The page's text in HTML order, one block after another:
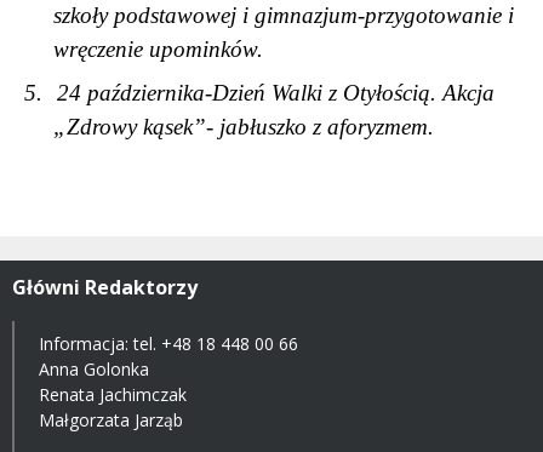
szkoły podstawowej i gimnazjum-przygotowanie i
wręczenie upominków.
5.
24 października-Dzień Walki z Otyłością. Akcja
„Zdrowy kąsek”- jabłuszko z aforyzmem.
Główni Redaktorzy
Informacja: tel. +48 18 448 00 66
Anna Golonka
Renata Jachimczak
Małgorzata Jarząb